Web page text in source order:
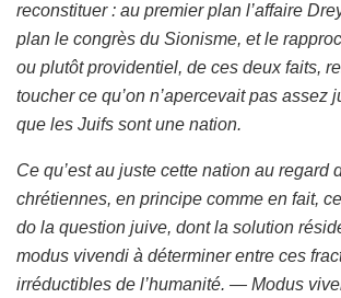
reconstituer : au premier plan l’affaire
plan le congrès du Sionisme, et le
ou plutôt providentiel, de ces deux faits,
toucher ce qu’on n’apercevait pas assez
que les Juifs sont une nation.
Ce qu’est au juste cette nation au regard
chrétiennes, en principe comme en fait,
do la question juive, dont la solution
modus vivendi à déterminer entre ces
irréductibles de l’humanité. — Modus